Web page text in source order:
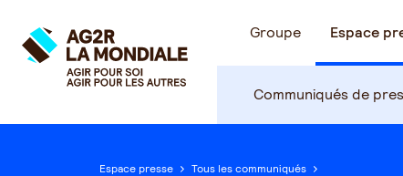
Groupe Espace
Communiqués de
Espace presse
Tous les communiqués